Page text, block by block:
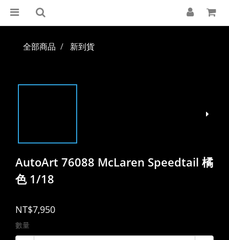
全部商品 新到貨
AutoArt 76088 McLaren Speedtail 橘
色 1/18
NT$7,950
數量